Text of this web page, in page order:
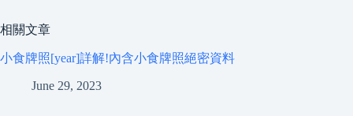
相關文章
小食牌照[year]詳解!內含小食牌照絕密資料
June 29, 2023